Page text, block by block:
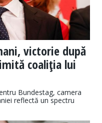
victorie după
coaliţia lui
Bundestag, camera
reflectă un spectru